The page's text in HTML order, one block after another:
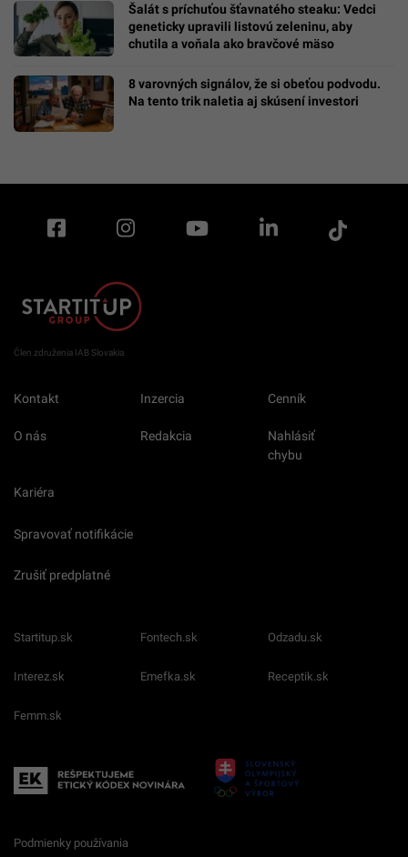
Šalát s príchuťou šťavnatého steaku: Vedci
geneticky upravili listovú zeleninu, aby
chutila a voňala ako bravčové mäso
8 varovných signálov, že si obeťou podvodu.
Na tento trik naletia aj skúsení investori
Člen združenia IAB Slovakia
Kontakt Inzercia Cenník
O nás Redakcia
Nahlásiť
chybu
Kariéra
Spravovať notifikácie
Zrušiť predplatné
Startitup.sk Fontech.sk Odzadu.sk
Interez.sk Emefka.sk Receptik.sk
Femm.sk
Podmienky používania